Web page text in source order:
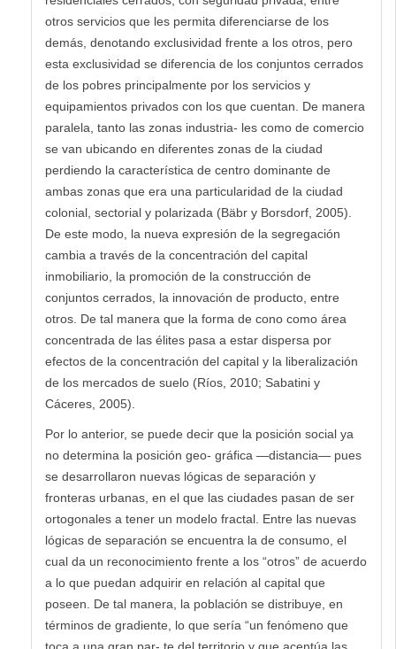
otros servicios que les permita diferenciarse de los
demás, denotando exclusividad frente a los otros, pero
esta exclusividad se diferencia de los conjuntos cerrados
de los pobres principalmente por los servicios y
equipamientos privados con los que cuentan. De manera
paralela, tanto las zonas industria- les como de comercio
se van ubicando en diferentes zonas de la ciudad
perdiendo la característica de centro dominante de
ambas zonas que era una particularidad de la ciudad
colonial, sectorial y polarizada (Bäbr y Borsdorf, 2005).
De este modo, la nueva expresión de la segregación
cambia a través de la concentración del capital
inmobiliario, la promoción de la construcción de
conjuntos cerrados, la innovación de producto, entre
otros. De tal manera que la forma de cono como área
concentrada de las élites pasa a estar dispersa por
efectos de la concentración del capital y la liberalización
de los mercados de suelo (Ríos, 2010; Sabatini y
Cáceres, 2005).
Por lo anterior, se puede decir que la posición social ya
no determina la posición geo- gráfica —distancia— pues
se desarrollaron nuevas lógicas de separación y
fronteras urbanas, en el que las ciudades pasan de ser
ortogonales a tener un modelo fractal. Entre las nuevas
lógicas de separación se encuentra la de consumo, el
cual da un reconocimiento frente a los “otros” de acuerdo
a lo que puedan adquirir en relación al capital que
poseen. De tal manera, la población se distribuye, en
términos de gradiente, lo que sería “un fenómeno que